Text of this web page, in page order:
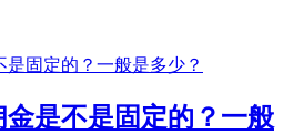
是不是固定的？一般